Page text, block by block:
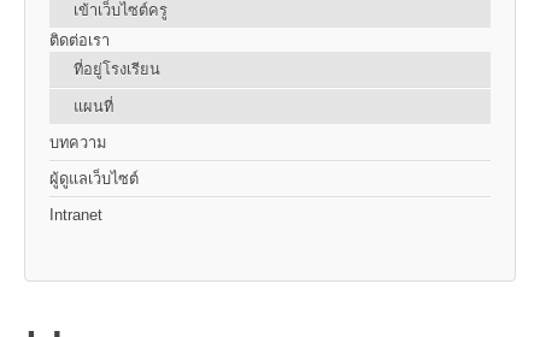
เข้าเว็บไซต์ครู
ติดต่อเรา
ที่อยู่โรงเรียน
แผนที่
บทความ
ผู้ดูแลเว็บไซต์
Intranet